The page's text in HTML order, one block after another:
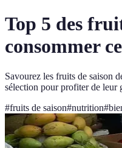
Top 5 des
consommer
Savourez les fruits de saison
sélection pour profiter de leur
#fruits de saison#nutrition#